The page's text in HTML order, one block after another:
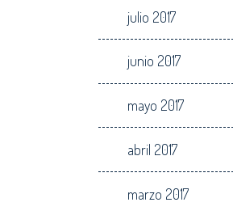
julio 2017
junio 2017
mayo 2017
abril 2017
marzo 2017